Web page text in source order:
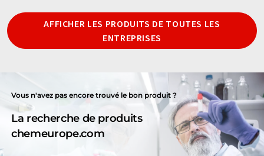
AFFICHER LES PRODUITS DE TOUTES LES
ENTREPRISES
Vous n'avez pas encore trouvé le bon produit ?
La recherche de produits
chemeurope.com